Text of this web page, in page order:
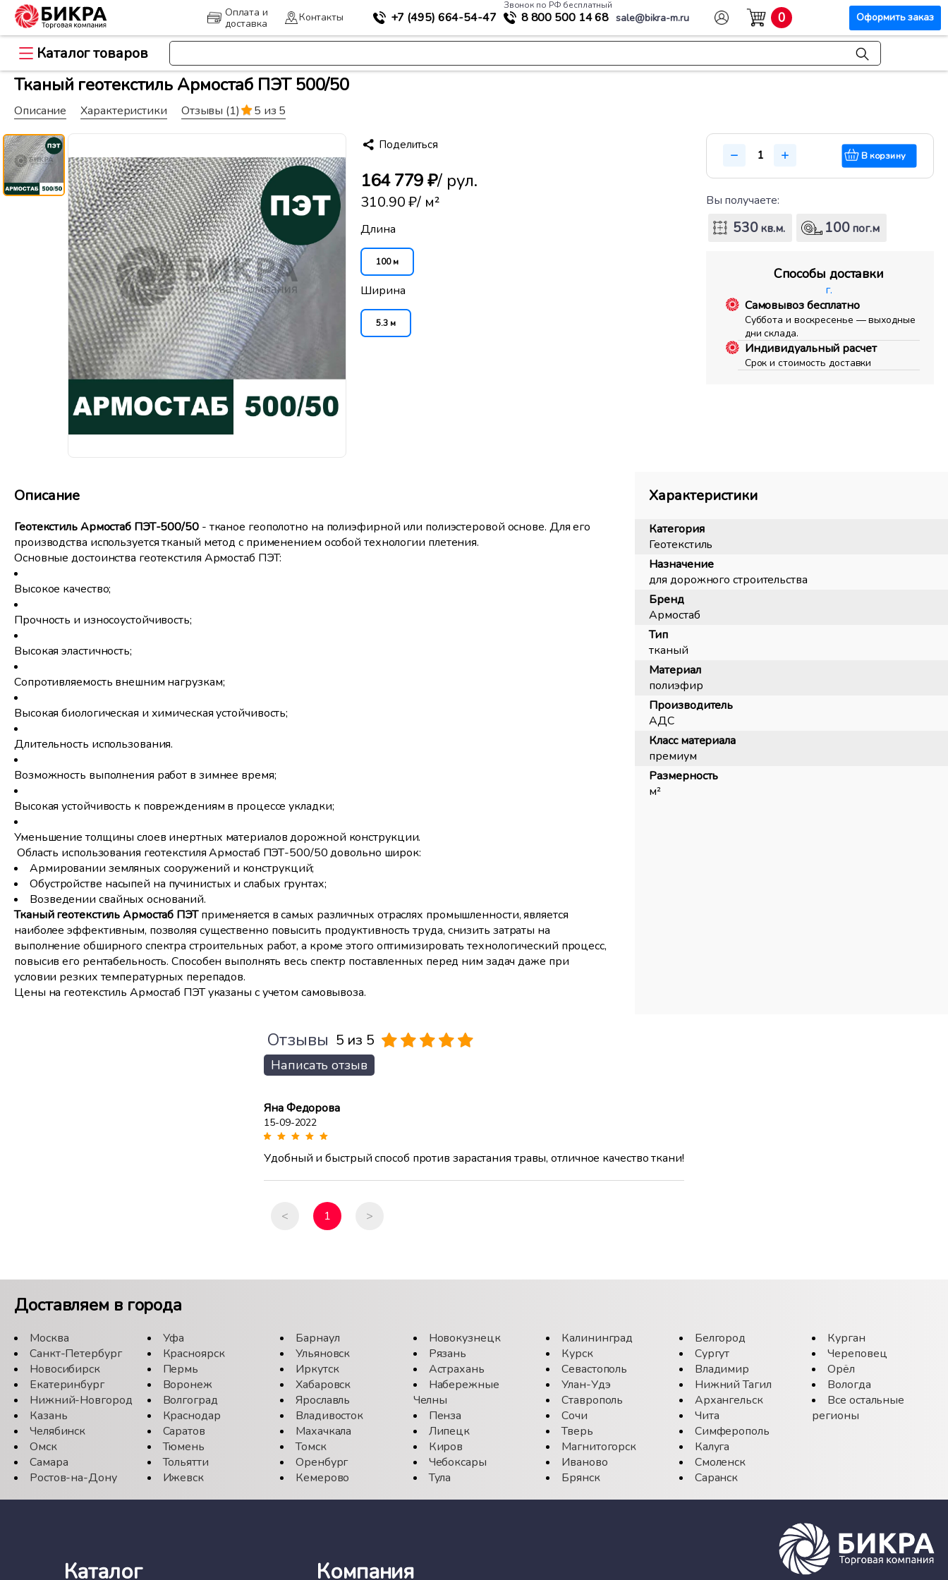
Оплата и
доставка
Контакты +7 (495) 664-54-47
Звонок по РФ бесплатный
8 800 500 14 68 sale@bikra-m.ru 0 Оформить заказ
Каталог товаров
Тканый геотекстиль Армостаб ПЭТ 500/50
Описание Характеристики Отзывы (1) 5 из 5
Поделиться
164 779 ₽/ рул.
310.90 ₽/ м²
Длина
100 м
Ширина
5.3 м
В корзину
Вы получаете:
530кв.м. 100пог.м
Способы доставки
г.
Самовывоз бесплатно
Суббота и воскресенье — выходные
дни склада.
Индивидуальный расчет
Срок и стоимость доставки
Описание
Геотекстиль Армостаб ПЭТ-500/50- тканое геополотно на полиэфирной или полиэстеровой основе. Для его
производства используется тканый метод с применением особой технологии плетения.
Основные достоинства геотекстиля Армостаб ПЭТ:
Высокое качество;
Прочность и износоустойчивость;
Высокая эластичность;
Сопротивляемость внешним нагрузкам;
Высокая биологическая и химическая устойчивость;
Длительность использования.
Возможность выполнения работ в зимнее время;
Высокая устойчивость к повреждениям в процессе укладки;
Уменьшение толщины слоев инертных материалов дорожной конструкции.
Область использования геотекстиля Армостаб ПЭТ-500/50 довольно широк:
Армировании земляных сооружений и конструкций;
Обустройстве насыпей на пучинистых и слабых грунтах;
Возведении свайных оснований.
Тканый геотекстиль Армостаб ПЭТприменяется в самых различных отраслях промышленности, является
наиболее эффективным, позволяя существенно повысить продуктивность труда, снизить затраты на
выполнение обширного спектра строительных работ, а кроме этого оптимизировать технологический процесс,
повысив его рентабельность. Способен выполнять весь спектр поставленных перед ним задач даже при
условии резких температурных перепадов.
Цены на геотекстиль Армостаб ПЭТ указаны с учетом самовывоза.
Характеристики
Категория
Геотекстиль
Назначение
для дорожного строительства
Бренд
Армостаб
Тип
тканый
Материал
полиэфир
Производитель
АДС
Класс материала
премиум
Размерность
м²
Отзывы 5 из 5
Написать отзыв
Яна Федорова
15-09-2022
Удобный и быстрый способ против зарастания травы, отличное качество ткани!
< 1 >
Доставляем в города
Москва
Санкт-Петербург
Новосибирск
Екатеринбург
Нижний-Новгород
Казань
Челябинск
Омск
Самара
Ростов-на-Дону
Уфа
Красноярск
Пермь
Воронеж
Волгоград
Краснодар
Саратов
Тюмень
Тольятти
Ижевск
Барнаул
Ульяновск
Иркутск
Хабаровск
Ярославль
Владивосток
Махачкала
Томск
Оренбург
Кемерово
Новокузнецк
Рязань
Астрахань
Набережные
Челны
Пенза
Липецк
Киров
Чебоксары
Тула
Калининград
Курск
Севастополь
Улан-Удэ
Ставрополь
Сочи
Тверь
Магнитогорск
Иваново
Брянск
Белгород
Сургут
Владимир
Нижний Тагил
Архангельск
Чита
Симферополь
Калуга
Смоленск
Саранск
Курган
Череповец
Орёл
Вологда
Все остальные
регионы
Каталог Компания